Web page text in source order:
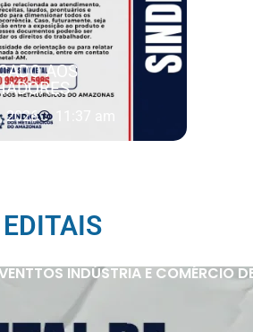
AOS
2026
EDITAIS
INDÚSTRIA E COMÉRCIO